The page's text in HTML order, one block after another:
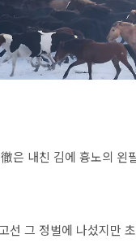
은 내친 김에 흉노의
선 그 정벌에 나섰지만